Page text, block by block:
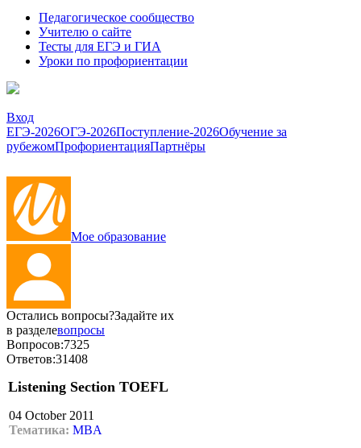
Педагогическое сообщество
Учителю о сайте
Тесты для ЕГЭ и ГИА
Уроки по профориентации
Вход
ЕГЭ-2026ОГЭ-2026Поступление-2026Обучение за
рубежомПрофориентацияПартнёры
Мое образование
Остались вопросы?Задайте их
в разделевопросы
Вопросов:7325
Ответов:31408
Listening Section TOEFL
04 October 2011
Тематика: MBA